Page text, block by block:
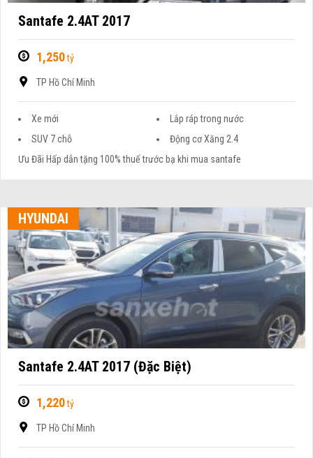
Santafe 2.4AT 2017
1,250tỷ
TP Hồ Chí Minh
Xe mới
Lắp ráp trong nước
SUV 7 chỗ
Động cơ Xăng 2.4
Ưu Đãi Hấp dẫn tặng 100% thuế trước bạ khi mua santafe
HYUNDAI
Santafe 2.4AT 2017 (Đặc Biệt)
1,220tỷ
TP Hồ Chí Minh